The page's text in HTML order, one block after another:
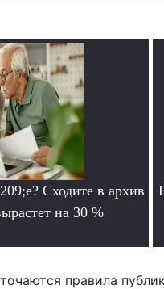
Сходите в архив
на 30 %
правила